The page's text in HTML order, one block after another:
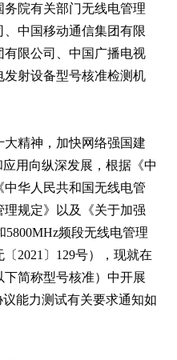
院有关部门无线电管理
中国移动通信集团有限
限公司、中国广播电视
发射设备型号核准检测机
精神，加快网络强国建
用向纵深发展，根据《中
华人民共和国无线电管
规定》以及《关于加强
5800MHz频段无线电管理
2021〕129号），现就在
简称型号核准）中开展
能力测试有关要求通知如